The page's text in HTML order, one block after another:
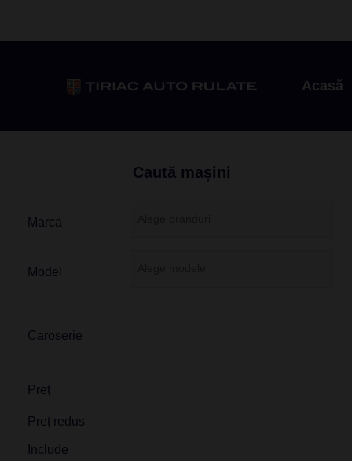
Acasă
Caută mașini
Marca
Model
Caroserie
Preț
Preț redus
Include